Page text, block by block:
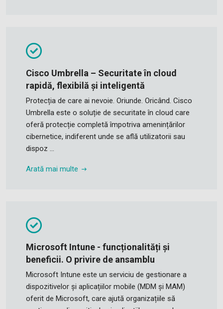
Cisco Umbrella – Securitate în cloud
rapidă, flexibilă și inteligentă
Protecția de care ai nevoie. Oriunde. Oricând. Cisco
Umbrella este o soluție de securitate în cloud care
oferă protecție completă împotriva amenințărilor
cibernetice, indiferent unde se află utilizatorii sau
dispoz ...
Arată mai multe
Microsoft Intune - funcționalități și
beneficii. O privire de ansamblu
Microsoft Intune este un serviciu de gestionare a
dispozitivelor și aplicațiilor mobile (MDM și MAM)
oferit de Microsoft, care ajută organizațiile să